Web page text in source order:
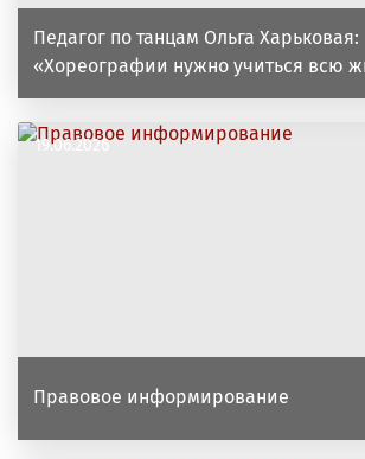
Педагог по танцам Ольга Харьковая:
«Хореографии нужно учиться всю
19.06.2026
Правовое информирование